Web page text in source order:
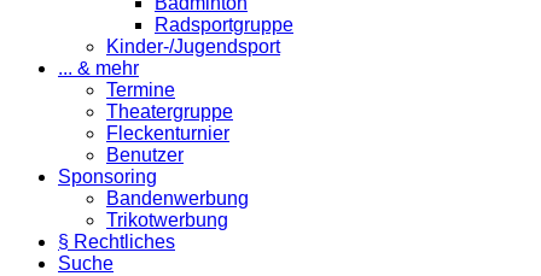
Radsportgruppe
Kinder-/Jugendsport
... & mehr
Termine
Theatergruppe
Fleckenturnier
Benutzer
Sponsoring
Bandenwerbung
Trikotwerbung
§ Rechtliches
Suche